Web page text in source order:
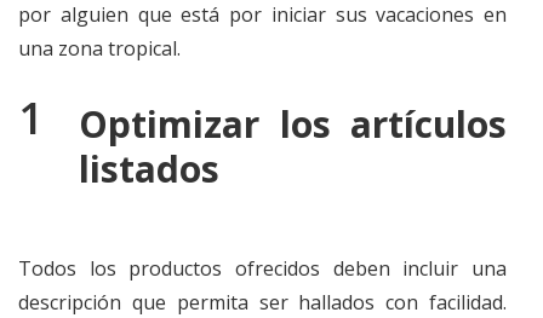
por alguien que está por iniciar sus vacaciones en
una zona tropical.
Optimizar los artículos
listados
Todos los productos ofrecidos deben incluir una
descripción que permita ser hallados con facilidad.